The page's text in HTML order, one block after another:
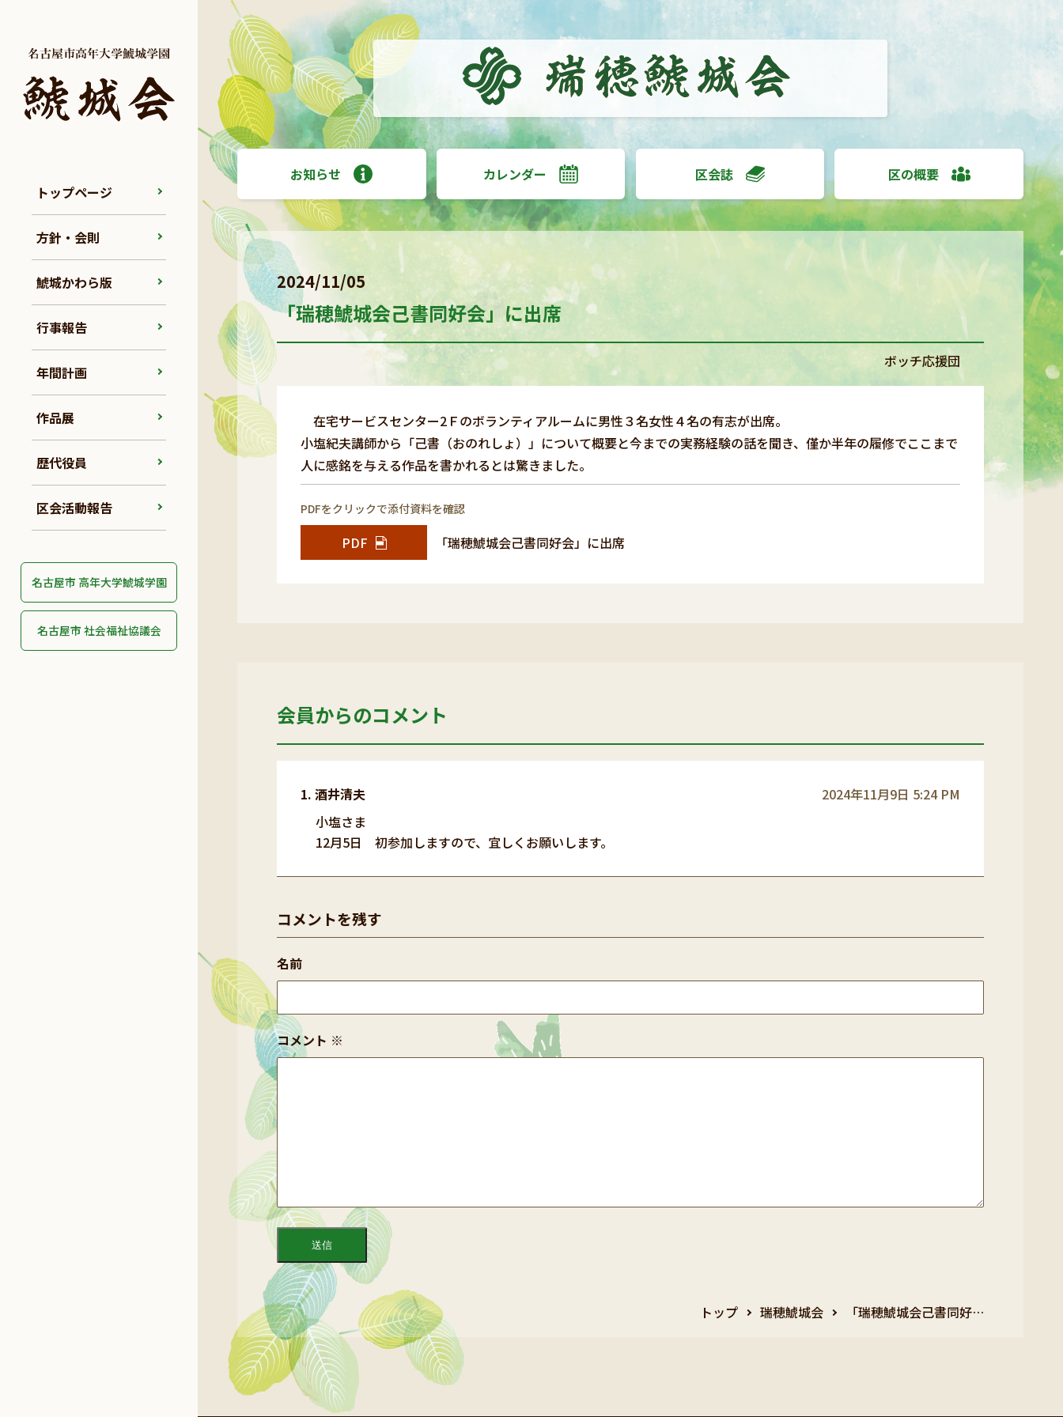
トップページ
方針・会則
鯱城かわら版
行事報告
年間計画
作品展
歴代役員
区会活動報告
名古屋市 高年大学鯱城学園
名古屋市 社会福祉協議会
お知らせ カレンダー 区会誌 区の概要
2024/11/05
「瑞穂鯱城会己書同好会」に出席
ボッチ応援団
在宅サービスセンター2Ｆのボランティアルームに男性３名女性４名の有志が出席。
小塩紀夫講師から「己書（おのれしょ）」について概要と今までの実務経験の話を聞き、僅か半年の履修でここまで
人に感銘を与える作品を書かれるとは驚きました。
PDFをクリックで添付資料を確認
PDF 「瑞穂鯱城会己書同好会」に出席
会員からのコメント
酒井清夫
2024年11月9日 5:24 PM
小塩さま
12月5日 初参加しますので、宜しくお願いします。
コメントを残す
コメント ※
名前
トップ 瑞穂鯱城会 「瑞穂鯱城会己書同好…